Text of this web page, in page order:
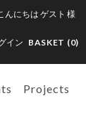
んにちは ゲスト 様
イン BASKET (0)
Projects